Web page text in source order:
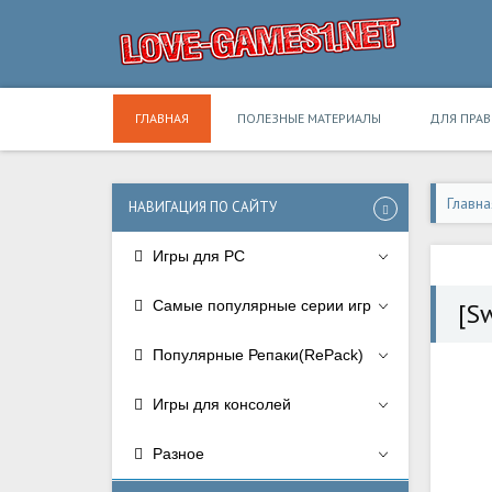
ГЛАВНАЯ ПОЛЕЗНЫЕ МАТЕРИАЛЫ ДЛЯ
НАВИГАЦИЯ ПО САЙТУ
Игры для PC
Самые популярные серии игр
Популярные Репаки(RePack)
Игры для консолей
Разное